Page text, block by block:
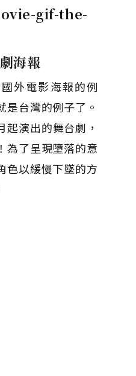
海報
外電影海報的例
是台灣的例子了。
起演出的舞台劇，
為了呈現墮落的意
色以緩慢下墜的方